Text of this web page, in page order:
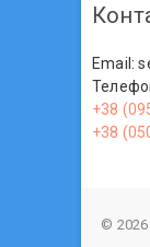
Email:
+38
+38
© 2026